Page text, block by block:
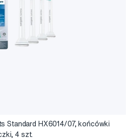
Standard HX6014/07, końcówki
4 szt.